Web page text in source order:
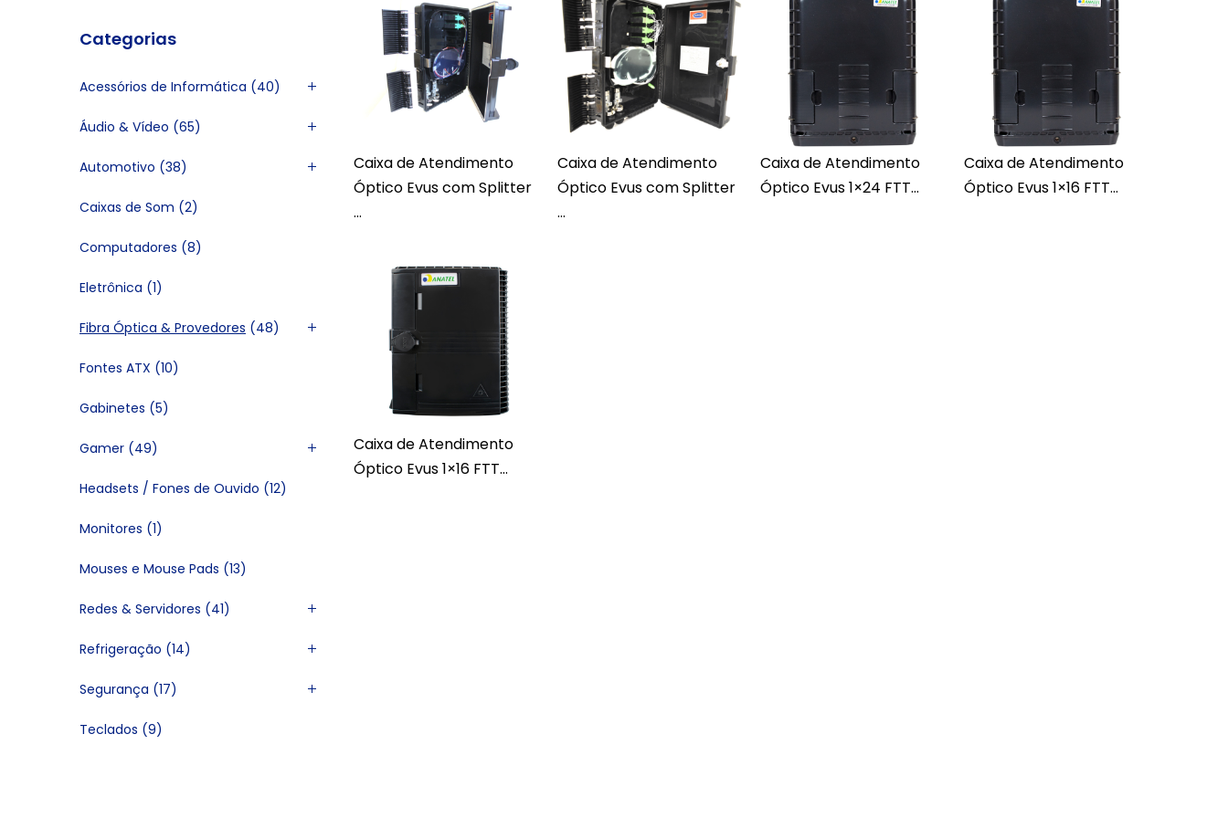
Categorias
Acessórios de Informática (40)
Áudio & Vídeo (65)
Automotivo (38)
Caixas de Som (2)
Computadores (8)
Eletrônica (1)
Fibra Óptica & Provedores (48)
Fontes ATX (10)
Gabinetes (5)
Gamer (49)
Headsets / Fones de Ouvido (12)
Monitores (1)
Mouses e Mouse Pads (13)
Redes & Servidores (41)
Refrigeração (14)
Segurança (17)
Teclados (9)
Caixa de Atendimento
Óptico Evus com Splitter
...
Caixa de Atendimento
Óptico Evus com Splitter
...
Caixa de Atendimento
Óptico Evus 1×24 FTT...
Caixa de Atendimento
Óptico Evus 1×16 FTT...
Caixa de Atendimento
Óptico Evus 1×16 FTT...